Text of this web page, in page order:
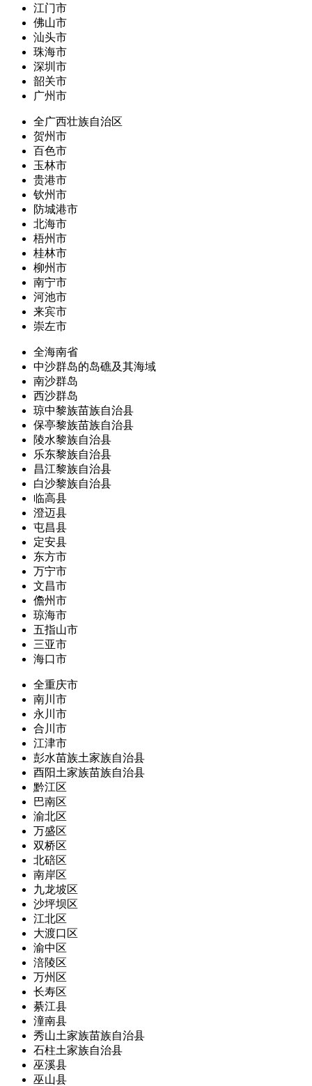
江门市
佛山市
汕头市
珠海市
深圳市
韶关市
广州市
全广西壮族自治区
贺州市
百色市
玉林市
贵港市
钦州市
防城港市
北海市
梧州市
桂林市
柳州市
南宁市
河池市
来宾市
崇左市
全海南省
中沙群岛的岛礁及其海域
南沙群岛
西沙群岛
琼中黎族苗族自治县
保亭黎族苗族自治县
陵水黎族自治县
乐东黎族自治县
昌江黎族自治县
白沙黎族自治县
临高县
澄迈县
屯昌县
定安县
东方市
万宁市
文昌市
儋州市
琼海市
五指山市
三亚市
海口市
全重庆市
南川市
永川市
合川市
江津市
彭水苗族土家族自治县
酉阳土家族苗族自治县
黔江区
巴南区
渝北区
万盛区
双桥区
北碚区
南岸区
九龙坡区
沙坪坝区
江北区
大渡口区
渝中区
涪陵区
万州区
长寿区
綦江县
潼南县
秀山土家族苗族自治县
石柱土家族自治县
巫溪县
巫山县